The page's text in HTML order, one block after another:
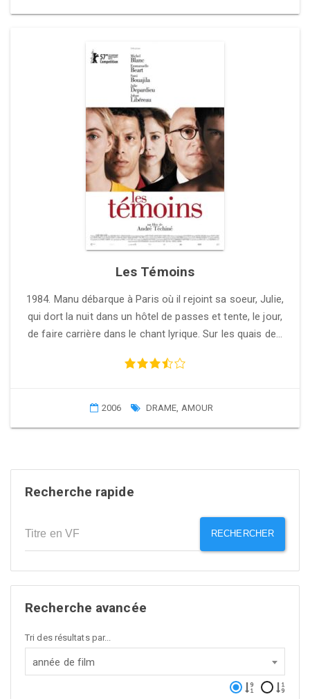
Les Témoins
1984. Manu débarque à Paris où il rejoint sa soeur, Julie,
qui dort la nuit dans un hôtel de passes et tente, le jour,
de faire carrière dans le chant lyrique. Sur les quais de…
2006 DRAME, AMOUR
Recherche rapide
RECHERCHER
Recherche avancée
Tri des résultats par...
année de film